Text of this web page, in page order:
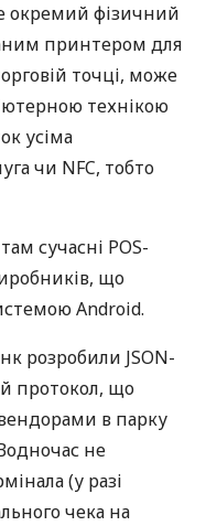
окремий фізичний
принтером для
точці, може
технікою
усіма
чи NFC, тобто
сучасні POS-
що
Android.
розробили JSON-
протокол, що
в парку
не
(у разі
чека на